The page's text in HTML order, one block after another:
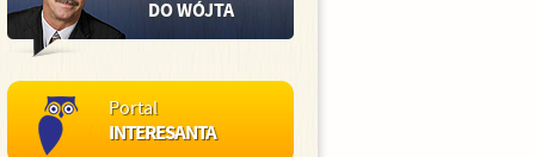
DO WÓJTA
Portal
INTERESANTA